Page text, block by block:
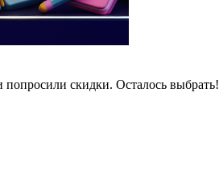
скидки. Осталось выбрать!